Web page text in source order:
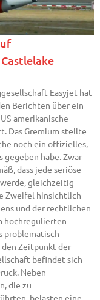
Easyjet hat
Berichten über ein
amerikanische
Das Gremium stellte
noch ein offizielles,
habe. Zwar
dass jede seriöse
gleichzeitig
Zweifel hinsichtlich
und der rechtlichen
hochregulierten
problematisch
den Zeitpunkt der
befindet sich
Neben
die zu